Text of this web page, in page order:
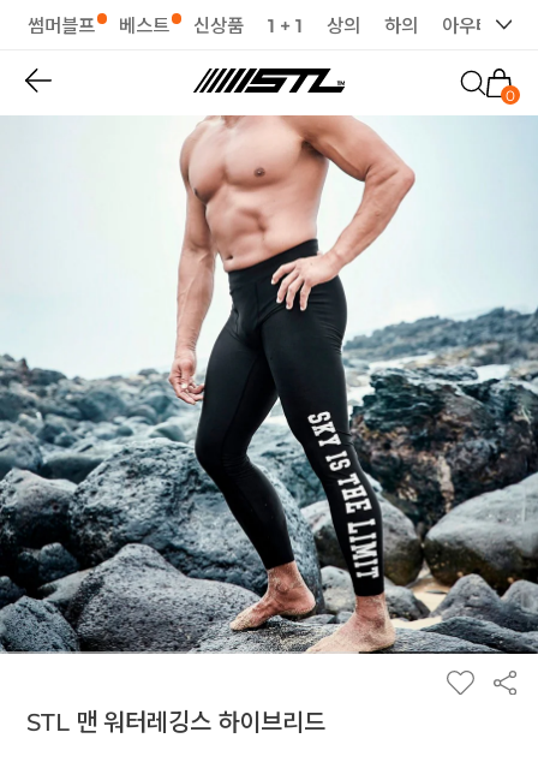
썸머블프 베스트 신상품 1 + 1 상의 하의 아우터
0
STL 맨 워터레깅스 하이브리드